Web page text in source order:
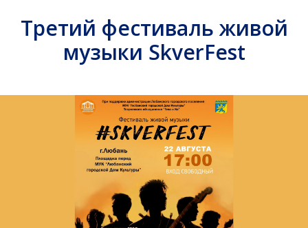
Третий фестиваль живой
музыки SkverFest